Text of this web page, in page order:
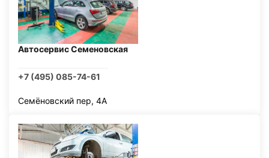
Автосервис Семеновская
+7 (495) 085-74-61
Семёновский пер, 4А